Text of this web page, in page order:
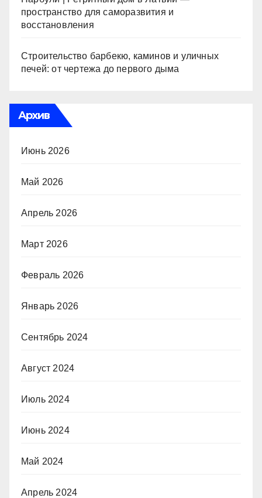
пространство для саморазвития и
восстановления
Строительство барбекю, каминов и уличных
печей: от чертежа до первого дыма
Архив
Июнь 2026
Май 2026
Апрель 2026
Март 2026
Февраль 2026
Январь 2026
Сентябрь 2024
Август 2024
Июль 2024
Июнь 2024
Май 2024
Апрель 2024